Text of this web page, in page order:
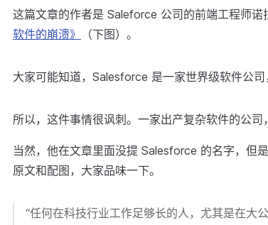
这篇文章的作者是 Saleforce 公司的前端工程师
软件的崩溃》
（下图）。
大家可能知道，Salesforce 是一家世界级软件公
所以，这件事情很讽刺。一家出产复杂软件的公司
当然，他在文章里面没提 Salesforce 的名字，但
原文和配图，大家品味一下。
“任何在科技行业工作足够长的人，尤其是在大